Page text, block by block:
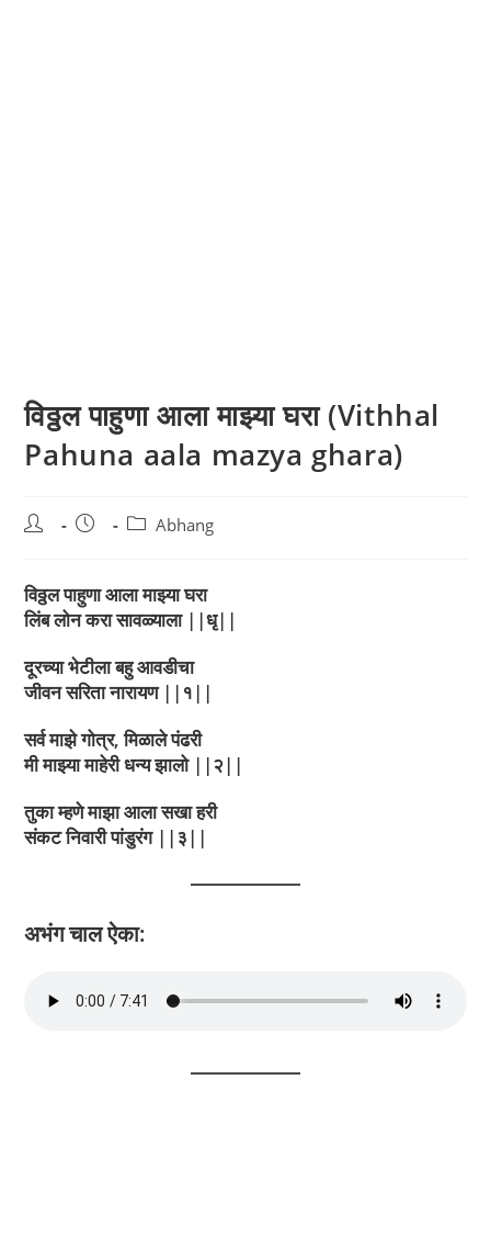
विठ्ठल पाहुणा आला माझ्या घरा (Vithhal
Pahuna aala mazya ghara)
Post
Post
PostAbhang
विठ्ठल पाहुणा आला माझ्या घरा
लिंब लोन करा सावळ्याला ||धृ||
दूरच्या भेटीला बहु आवडीचा
जीवन सरिता नारायण ||१||
सर्व माझे गोत्र, मिळाले पंढरी
मी माझ्या माहेरी धन्य झालो ||२||
तुका म्हणे माझा आला सखा हरी
संकट निवारी पांडुरंग ||३||
अभंग चाल ऐका: